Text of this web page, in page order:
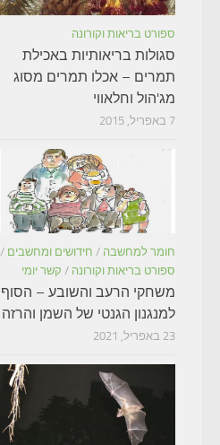
ספורט בריאות וקורונה
סגולות בריאותיות באכילת
תמרים – אכלו תמרים מסוג
מג'הול וחלאווי
7 באפריל, 2015
חומר למחשבה / חידושים ומחשבים /
ספורט בריאות וקורונה / קשר יומי
משחקי הרעב והשובע – הסוף
למנגנון הגנטי של השמן והרזה
23 באפריל, 2021